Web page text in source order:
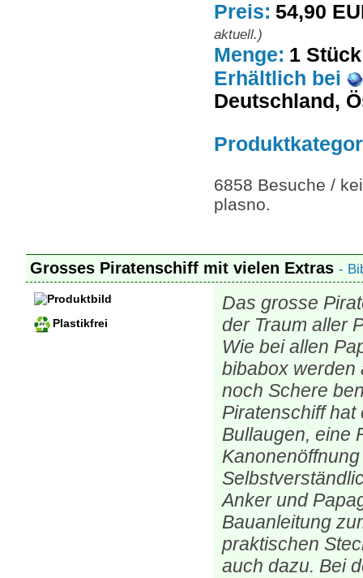
Preis: 54,90
aktuell.)
Menge: 1 Stück
Erhältlich bei
Deutschland,
6858 Besuche /
plasno.
Grosses Piratenschiff mit vielen Extras -
Plastikfrei
Das grosse
der Traum aller
Wie bei allen
bibabox werden
noch Schere
Piratenschiff
Bullaugen, eine
Anker und
Bauanleitung
praktischen
auch dazu. Bei